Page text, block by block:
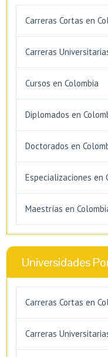
Carreras Cortas en
Carreras
Cursos en Colombia
Diplomados en
Doctorados en
Especializaciones en
Maestrías en
Universidades
Carreras Cortas en
Carreras